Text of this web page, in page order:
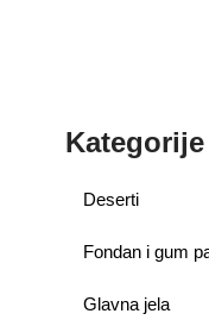
Kategorije
Deserti
Fondan i gum
Glavna jela